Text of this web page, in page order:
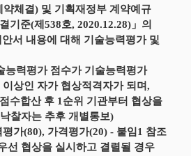
체결) 및 기획재정부 계약예규
기준(제538호, 2020.12.28)」의
서 내용에 대해 기술능력평가 및
능력평가 점수가 기술능력평가
상인 자가 협상적격자가 되며,
수합산 후 1순위 기관부터 협상을
찰자는 추후 개별통보)
가(80), 가격평가(20) - 붙임1 참조
선 협상을 실시하고 결렬될 경우